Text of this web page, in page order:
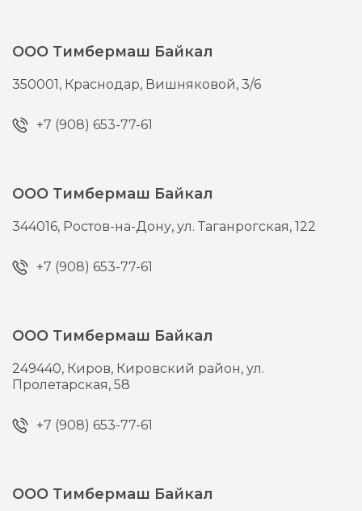
ООО Тимбермаш Байкал
350001, Краснодар, Вишняковой, 3/6
+7 (908) 653-77-61
ООО Тимбермаш Байкал
344016, Ростов-на-Дону,ул. Таганрогская, 122
+7 (908) 653-77-61
ООО Тимбермаш Байкал
249440, Киров, Кировский район, ул.
Пролетарская, 58
+7 (908) 653-77-61
ООО Тимбермаш Байкал